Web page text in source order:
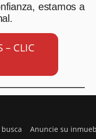
estamos a
– CLIC
Anuncie su